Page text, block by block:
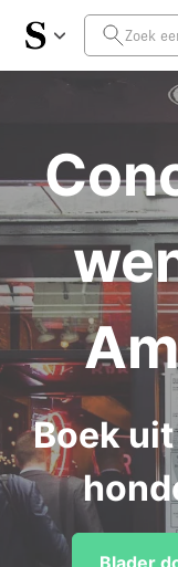
Boek
Blader